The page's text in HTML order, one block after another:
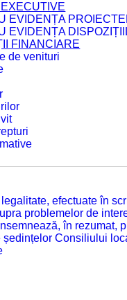
EVIDENȚA
EVIDENȚA
FINANCIARE
de venituri
efectuate în
problemelor de
în rezumat,
Consiliului